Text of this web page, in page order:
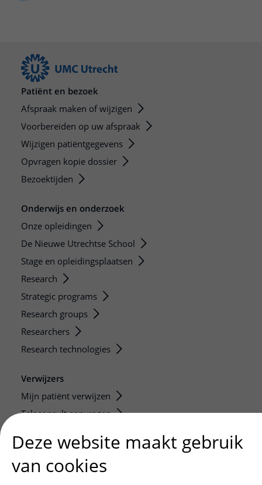
Onderzoeken en diagnostiek
Wijzigen patiëntgegevens
Mijn UMC Utrecht patiëntportaal
Kwaliteit en veiligheid
Wegwijs in het ziekenhuis
Contact met polikliniek
Contact met verpleegafdeling
Zorgverlenersportaal
Onderwijs
Werken bij het UMC Utrecht
Patiënt en bezoek
Afspraak maken of wijzigen
Voorbereiden op uw afspraak
Wijzigen patiëntgegevens
Opvragen kopie dossier
Bezoektijden
Onderwijs en onderzoek
Onze opleidingen
De Nieuwe Utrechtse School
Stage en opleidingsplaatsen
Research
Strategic programs
Research groups
Researchers
Research technologies
Verwijzers
Mijn patiënt verwijzen
Teleconsult aanvragen
Zorgverlenersportaal
Deze website maakt gebruik
van cookies